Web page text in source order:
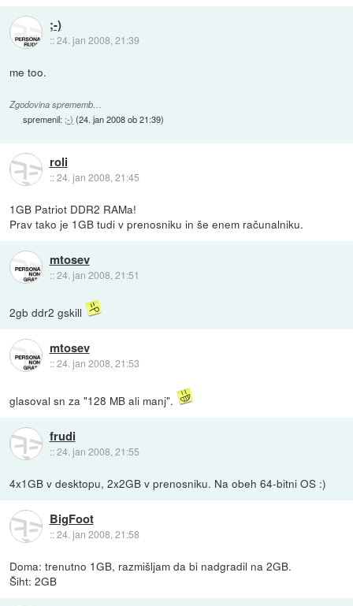
;-)
::24. jan 2008, 21:39
me too.
Zgodovina sprememb…
spremenil: ;-) (24. jan 2008 ob 21:39)
roli
::24. jan 2008, 21:45
1GB Patriot DDR2 RAMa!
Prav tako je 1GB tudi v prenosniku in še enem računalniku.
mtosev
::24. jan 2008, 21:51
2gb ddr2 gskill
mtosev
::24. jan 2008, 21:53
glasoval sn za "128 MB ali manj".
frudi
::24. jan 2008, 21:55
4x1GB v desktopu, 2x2GB v prenosniku. Na obeh 64-bitni OS :)
BigFoot
::24. jan 2008, 21:58
Doma: trenutno 1GB, razmišljam da bi nadgradil na 2GB.
Šiht: 2GB